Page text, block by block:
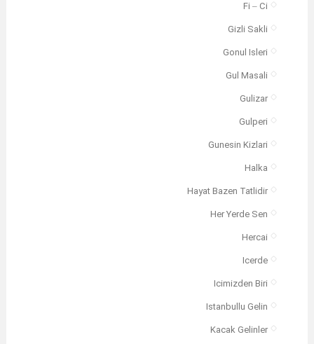
Fi – Ci
Gizli Sakli
Gonul Isleri
Gul Masali
Gulizar
Gulperi
Gunesin Kizlari
Halka
Hayat Bazen Tatlidir
Her Yerde Sen
Hercai
Icerde
Icimizden Biri
Istanbullu Gelin
Kacak Gelinler